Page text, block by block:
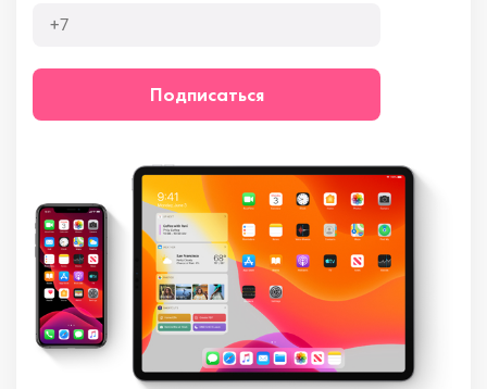
Подписаться